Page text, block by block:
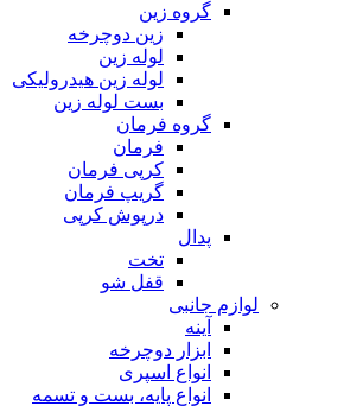
گروه زین
زین دوچرخه
لوله زین
لوله زین هیدرولیکی
بست لوله زین
گروه فرمان
فرمان
کرپی فرمان
گریپ فرمان
درپوش کرپی
پدال
تخت
قفل شو
لوازم جانبی
آینه
ابزار دوچرخه
انواع اسپری
انواع پایه، بست و تسمه